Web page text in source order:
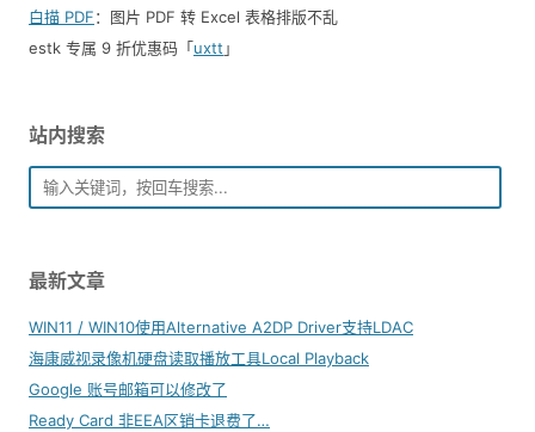
白描 PDF：图片 PDF 转 Excel 表格排版不乱
estk 专属 9 折优惠码「uxtt 」
站内搜索
最新文章
WIN11 / WIN10使用Alternative A2DP Driver支持LDAC
海康威视录像机硬盘读取播放工具Local Playback
Google 账号邮箱可以修改了
Ready Card 非EEA区销卡退费了…